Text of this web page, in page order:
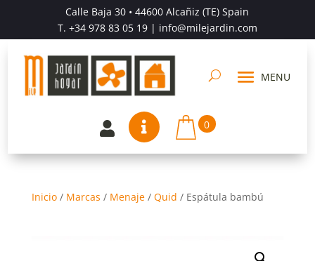
Calle Baja 30 • 44600 Alcañiz (TE) Spain
T. +34 978 83 05 19| info@milejardin.com
  0
Inicio/ Marcas / Menaje/ Quid / Espátula bambú